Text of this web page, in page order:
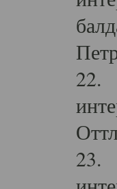
22.
23.